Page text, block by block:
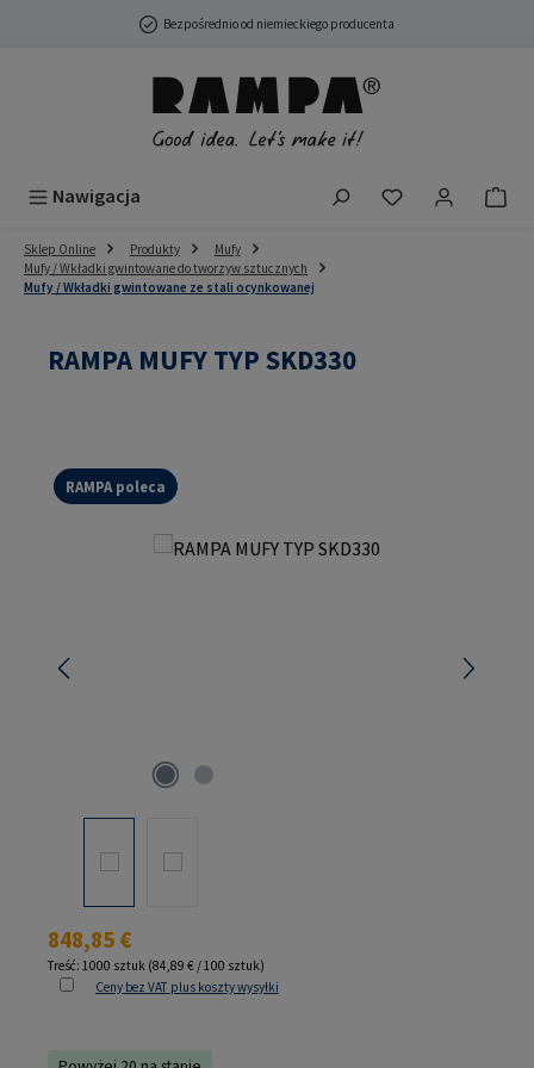
Przejdź do głównej zawartościBezpośrednio od niemieckiego producenta
Nawigacja Masz 0
Sklep Online Produkty
Mufy
Mufy / Wkładki gwintowane do tworzyw sztucznych
Mufy / Wkładki gwintowane ze stali ocynkowanej
RAMPA MUFY TYP SKD330
RAMPA poleca
Pomiń galerię zdjęć
Cena regularna:
848,85 €
Treść: 1000 sztuk (84,89 € / 100 sztuk)
Ceny bez VAT plus koszty wysyłki